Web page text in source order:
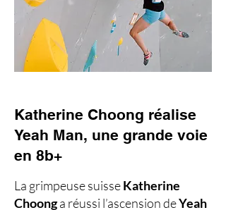
Katherine Choong réalise
Yeah Man, une grande voie
en 8b+
La grimpeuse suisseKatherine
Choonga réussi l’ascension deYeah